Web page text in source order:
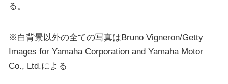
る。
※白背景以外の全ての写真はBruno Vigneron/Getty
Images for Yamaha Corporation and Yamaha Motor
Co., Ltd.による